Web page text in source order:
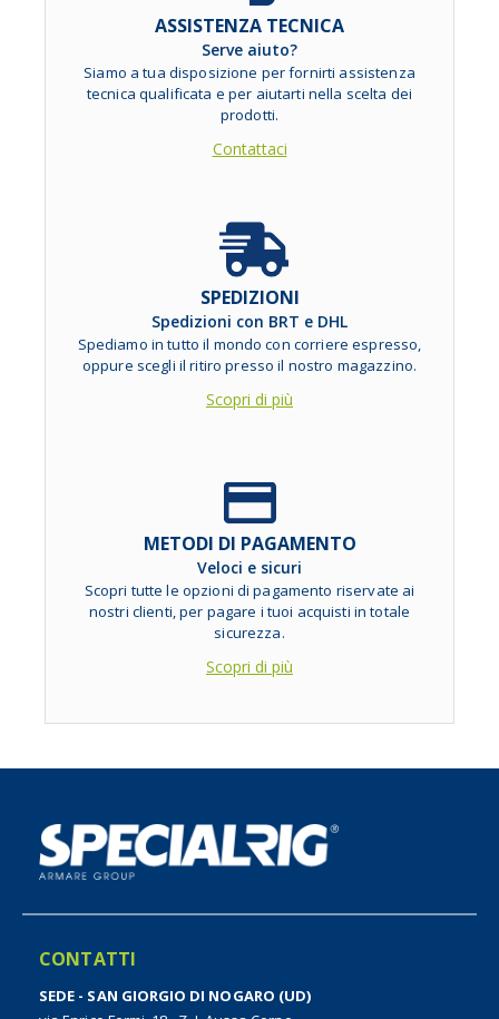
ASSISTENZA TECNICA
Serve aiuto?
Siamo a tua disposizione per fornirti assistenza
tecnica qualificata e per aiutarti nella scelta dei
prodotti.
Contattaci
SPEDIZIONI
Spedizioni con BRT e DHL
Spediamo in tutto il mondo con corriere espresso,
oppure scegli il ritiro presso il nostro magazzino.
Scopri di più
METODI DI PAGAMENTO
Veloci e sicuri
Scopri tutte le opzioni di pagamento riservate ai
nostri clienti, per pagare i tuoi acquisti in totale
sicurezza.
Scopri di più
CONTATTI
SEDE - SAN GIORGIO DI NOGARO (UD)